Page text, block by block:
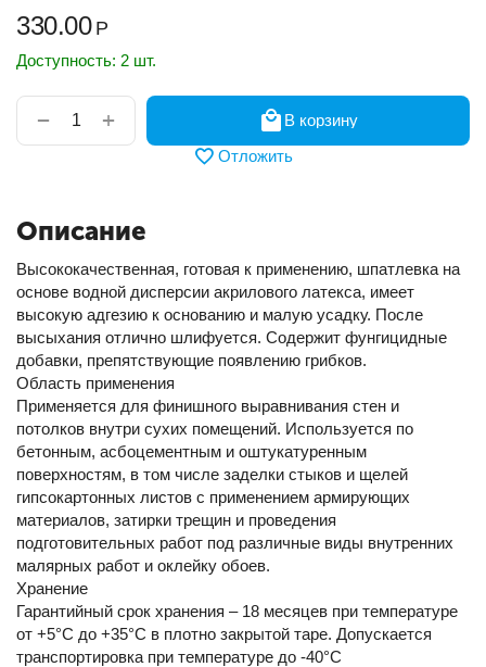
330.00 Р
Доступность: 2 шт.
+
−
В корзину
Отложить
Описание
Высококачественная, готовая к применению, шпатлевка на
основе водной дисперсии акрилового латекса, имеет
высокую адгезию к основанию и малую усадку. После
высыхания отлично шлифуется. Содержит фунгицидные
добавки, препятствующие появлению грибков.
Область применения
Применяется для финишного выравнивания стен и
потолков внутри сухих помещений. Используется по
бетонным, асбоцементным и оштукатуренным
поверхностям, в том числе заделки стыков и щелей
гипсокартонных листов с применением армирующих
материалов, затирки трещин и проведения
подготовительных работ под различные виды внутренних
малярных работ и оклейку обоев.
Хранение
Гарантийный срок хранения – 18 месяцев при температуре
от +5°С до +35°С в плотно закрытой таре. Допускается
транспортировка при температуре до -40°С